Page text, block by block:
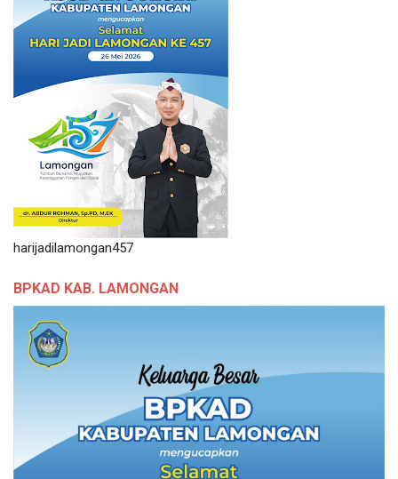
harijadilamongan457
BPKAD KAB. LAMONGAN